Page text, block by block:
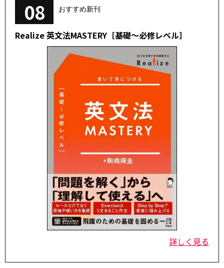
08 おすすめ新刊
Realize 英文法MASTERY［基礎～必修レベル］
詳しく見る